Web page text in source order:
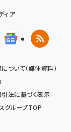
ィア
Googleニュ
RSS
ついて（媒体資料）
法に基づく表示
グループTOP